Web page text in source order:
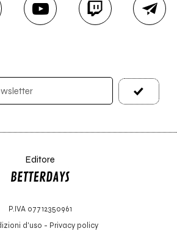
Editore
P.IVA 07712350961
d'uso - Privacy policy